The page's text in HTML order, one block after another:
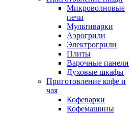
Микроволновые
печи
Мультиварки
Аэрогрили
Электрогрили
Плиты
Варочные панели
Духовые шкафы
Приготовление кофе и
чая
Кофеварки
Кофемашины